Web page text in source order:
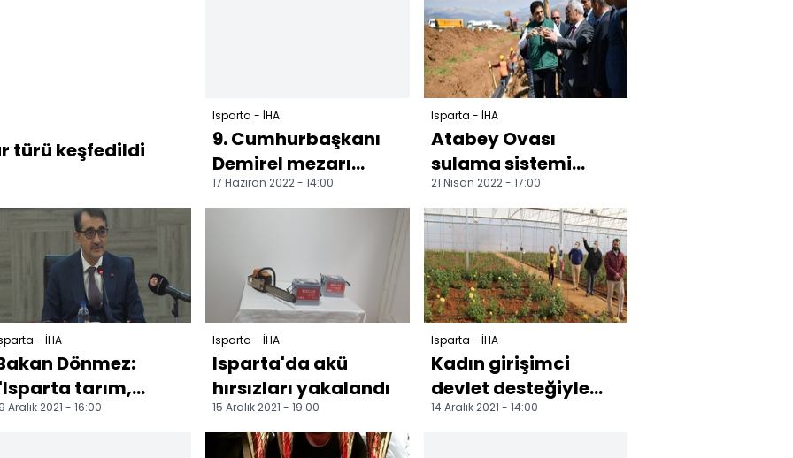
türü keşfedildi
Isparta - İHA
9. Cumhurbaşkanı
Demirel mezarı
başında anıldı
17 Haziran 2022 - 14:00
Isparta - İHA
Atabey Ovası
sulama sistemi
yenileniyor
21 Nisan 2022 - 17:00
- İHA
Dönmez:
tarım,
ve sanayi
Aralık 2021 - 16:00
Isparta - İHA
Isparta'da akü
hırsızları yakalandı
15 Aralık 2021 - 19:00
Isparta - İHA
Kadın girişimci
devlet desteğiyle
kurduğu sera ile
14 Aralık 2021 - 14:00